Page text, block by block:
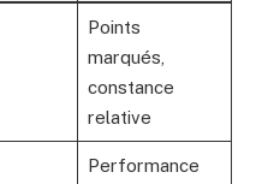
Points
marqués,
constance
relative
Performance